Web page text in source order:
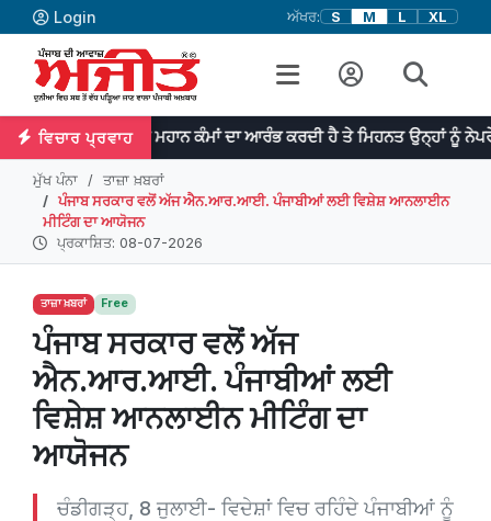
Login ਅੱਖਰ: S M L XL
ਵਿਚਾਰ ਪ੍ਰਵਾਹ
ਪ੍ਰਤਿਭਾ ਮਹਾਨ ਕੰਮਾਂ ਦਾ ਆਰੰਭ ਕਰਦੀ ਹੈ ਤੇ ਮਿਹਨਤ ਉਨ੍ਹਾਂ ਨੂੰ ਨੇਪਰੇ ਚੜ੍ਹਾਉਂਦੀ
ਮੁੱਖ ਪੰਨਾ
ਤਾਜ਼ਾ ਖ਼ਬਰਾਂ
ਪੰਜਾਬ ਸਰਕਾਰ ਵਲੋਂ ਅੱਜ ਐਨ.ਆਰ.ਆਈ. ਪੰਜਾਬੀਆਂ ਲਈ ਵਿਸ਼ੇਸ਼ ਆਨਲਾਈਨ
ਮੀਟਿੰਗ ਦਾ ਆਯੋਜਨ
ਪ੍ਰਕਾਸ਼ਿਤ: 08-07-2026
ਤਾਜ਼ਾ ਖ਼ਬਰਾਂ Free
ਪੰਜਾਬ ਸਰਕਾਰ ਵਲੋਂ ਅੱਜ
ਐਨ.ਆਰ.ਆਈ. ਪੰਜਾਬੀਆਂ ਲਈ
ਵਿਸ਼ੇਸ਼ ਆਨਲਾਈਨ ਮੀਟਿੰਗ ਦਾ
ਆਯੋਜਨ
ਚੰਡੀਗੜ੍ਹ, 8 ਜੁਲਾਈ- ਵਿਦੇਸ਼ਾਂ ਵਿਚ ਰਹਿੰਦੇ ਪੰਜਾਬੀਆਂ ਨੂੰ